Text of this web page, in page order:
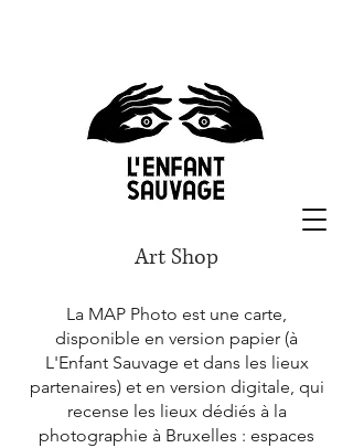
Art Shop
La MAP Photo est une carte,
disponible en version papier (à
L'Enfant Sauvage et dans les lieux
partenaires) et en version digitale, qui
recense les lieux dédiés à la
photographie à Bruxelles : espaces